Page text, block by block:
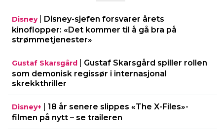
Disney| Disney-sjefen forsvarer årets
kinoflopper: «Det kommer til å gå bra på
strømmetjenester»
Gustaf Skarsgård
Gustaf Skarsgård spiller rollen
som demonisk regissør i internasjonal
skrekkthriller
Disney+
18 år senere slippes «The X-Files»-
filmen på nytt – se traileren